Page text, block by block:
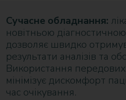
Сучасне обладнання:
новітньою
дозволяє швидко
результати аналізів та
Використання передових
мінімізує дискомфорт
час очікування.